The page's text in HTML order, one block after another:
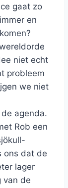
gaat zo
en
niet echt
probleem
we niet
de agenda.
Rob een
ons dat de
lager
van de